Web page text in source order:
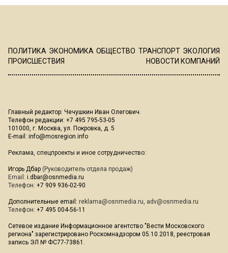
ПОЛИТИКА ЭКОНОМИКА ОБЩЕСТВО ТРАНСПОРТ ЭКОЛОГИЯ
ПРОИСШЕСТВИЯ
НОВОСТИ КОМПАНИЙ
Главный редактор: Чечушкин Иван Олегович.
Телефон редакции: +7 495 795-53-05
101000, г. Москва, ул. Покровка, д. 5
E-mail: info@mosregion.info
Реклама, спецпроекты и иное сотрудничество:
Игорь Дбар (Руководитель отдела продаж)
Email: i.dbar@osnmedia.ru
Телефон: +7 909 936-02-90
Дополнительные email: reklama@osnmedia.ru, adv@osnmedia.ru
Телефон: +7 495 004-56-11
Сетевое издание Информационное агентство "Вести Московского
региона" зарегистрировано Роскомнадзором 05.10.2018, реестровая
запись ЭЛ № ФС77-73861.